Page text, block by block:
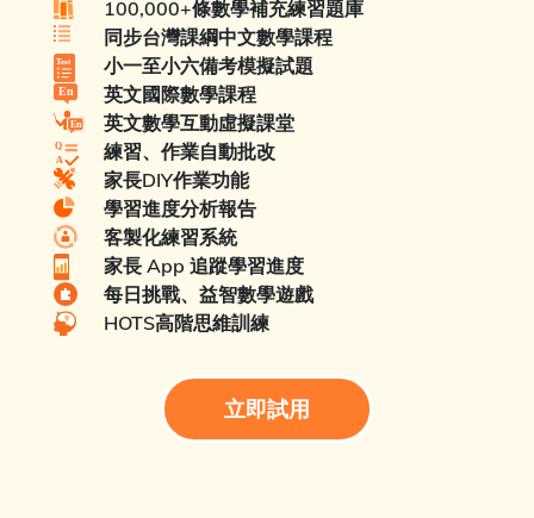
100,000+條數學補充練習題庫
同步台灣課綱中文數學課程
小一至小六備考模擬試題
英文國際數學課程
英文數學互動虛擬課堂
練習、作業自動批改
家長DIY作業功能
學習進度分析報告
客製化練習系統
家長 App 追蹤學習進度
每日挑戰、益智數學遊戲
HOTS高階思維訓練
立即試用